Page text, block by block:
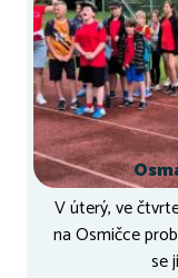
V úterý, ve
na Osmičce
se